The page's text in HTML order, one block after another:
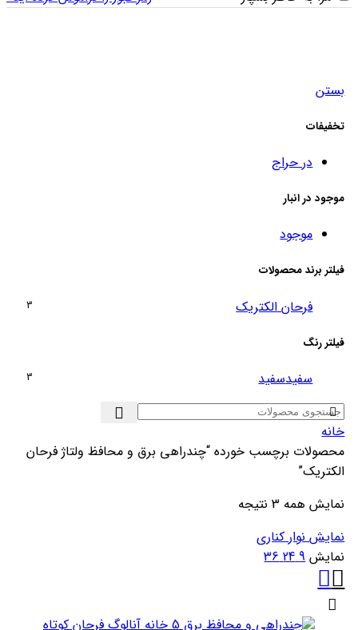
بستن
تخفیفات
در حراج
موجود در انبار
موجود
فیلتر برند محصولات
فرحان الکتریک 3
فیلتر رنگ
سفیدسفید 3
خانه
محصولات برچسب خورده “چندراهی برق و محافظ ولتاژ فرحان
الکتریک”
نمایش همه 3 نتیجه
نمایش نوار کناری
نمایش9
24
36